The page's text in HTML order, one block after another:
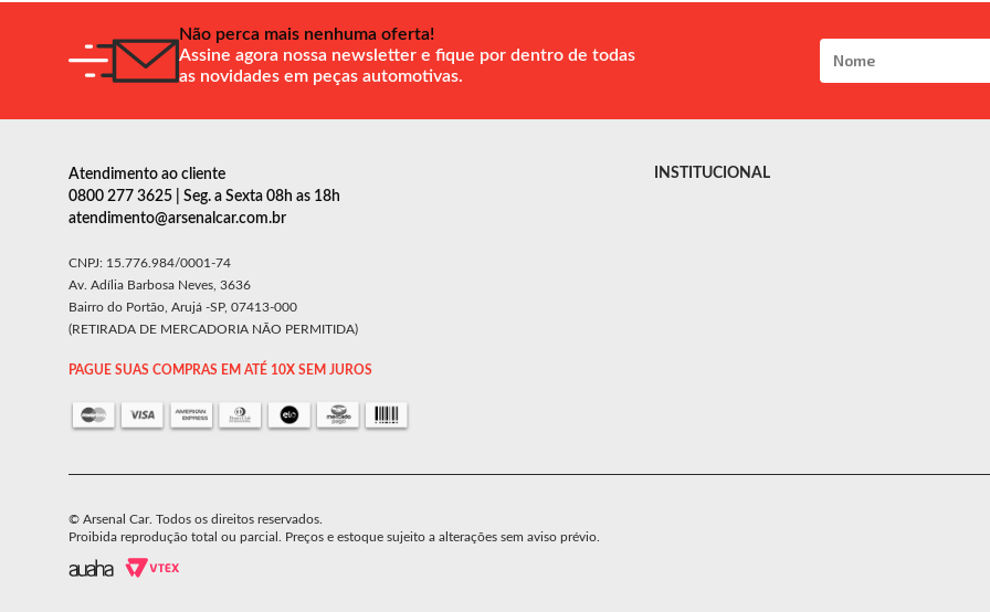
Não perca mais nenhuma oferta!
Assine agora nossa newsletter e fique por dentro de todas
as novidades em peças automotivas.
Atendimento ao cliente
0800 277 3625 | Seg. a Sexta 08h as 18h
atendimento@arsenalcar.com.br
CNPJ: 15.776.984/0001-74
Av. Adília Barbosa Neves, 3636
Bairro do Portão, Arujá -SP, 07413-000
(RETIRADA DE MERCADORIA NÃO PERMITIDA)
PAGUE SUAS COMPRAS EM ATÉ 10X SEM JUROS
INSTITUCIONAL
© Arsenal Car. Todos os direitos reservados.
Proibida reprodução total ou parcial. Preços e estoque sujeito a alterações sem aviso prévio.